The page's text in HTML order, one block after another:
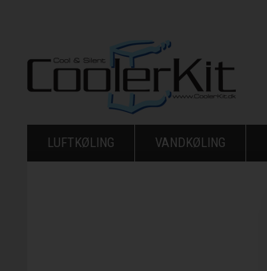
LUFTKØLING VANDKØLING